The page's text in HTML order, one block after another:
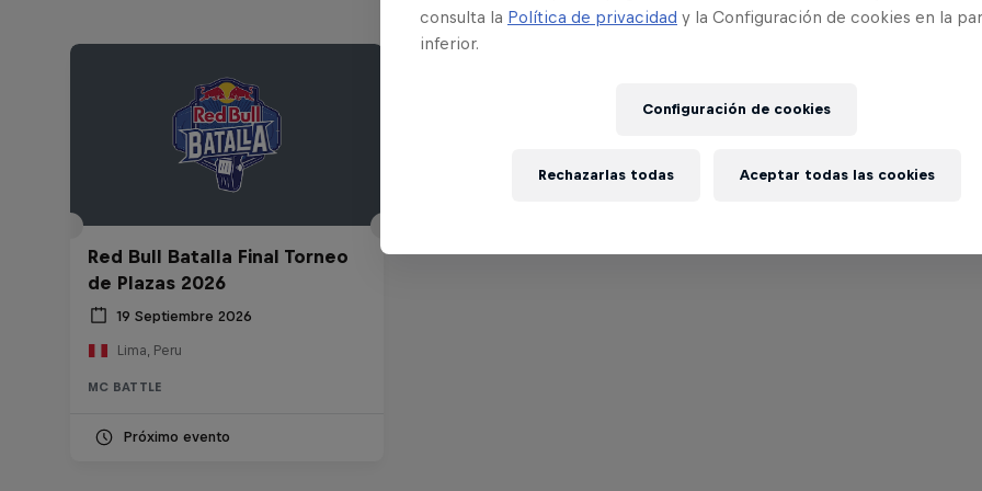
Red Bull Batalla Final Torneo
de Plazas 2026
19 Septiembre 2026
Lima, Peru
MC BATTLE
Próximo evento
consulta la Política de privacidad y la Configuración de cookies en la
inferior.
Configuración de cookies
Rechazarlas todas Aceptar todas las cookies